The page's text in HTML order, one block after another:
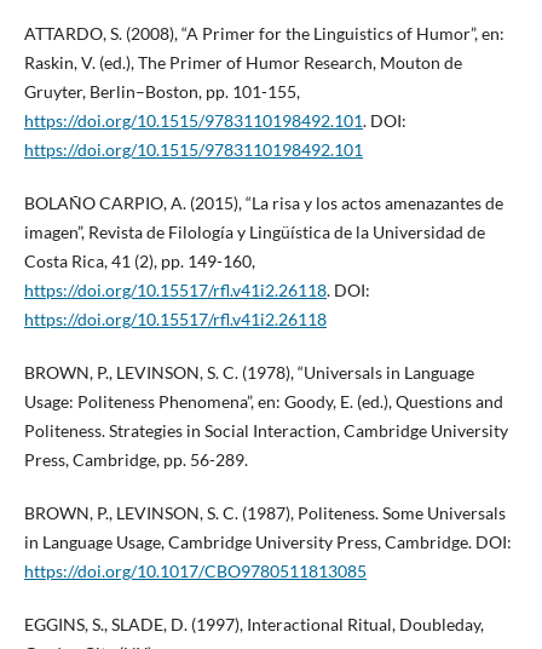
ATTARDO, S. (2008), “A Primer for the Linguistics of Humor”, en:
Raskin, V. (ed.), The Primer of Humor Research, Mouton de
Gruyter, Berlin–Boston, pp. 101-155,
https://doi.org/10.1515/9783110198492.101. DOI:
https://doi.org/10.1515/9783110198492.101
BOLAÑO CARPIO, A. (2015), “La risa y los actos amenazantes de
imagen”, Revista de Filología y Lingüística de la Universidad de
Costa Rica, 41 (2), pp. 149-160,
https://doi.org/10.15517/rfl.v41i2.26118. DOI:
https://doi.org/10.15517/rfl.v41i2.26118
BROWN, P., LEVINSON, S. C. (1978), “Universals in Language
Usage: Politeness Phenomena”, en: Goody, E. (ed.), Questions and
Politeness. Strategies in Social Interaction, Cambridge University
Press, Cambridge, pp. 56-289.
BROWN, P., LEVINSON, S. C. (1987), Politeness. Some Universals
in Language Usage, Cambridge University Press, Cambridge. DOI:
https://doi.org/10.1017/CBO9780511813085
EGGINS, S., SLADE, D. (1997), Interactional Ritual, Doubleday,